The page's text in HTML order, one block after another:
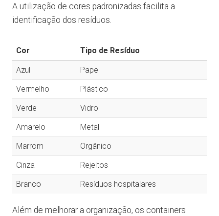
A utilização de cores padronizadas facilita a
identificação dos resíduos.
Cor Tipo de Resíduo
Azul Papel
Vermelho Plástico
Verde Vidro
Amarelo Metal
Marrom Orgânico
Cinza Rejeitos
Branco Resíduos hospitalares
Além de melhorar a organização, os containers